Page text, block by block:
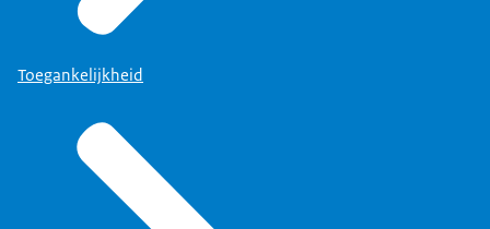
Toegankelijkheid